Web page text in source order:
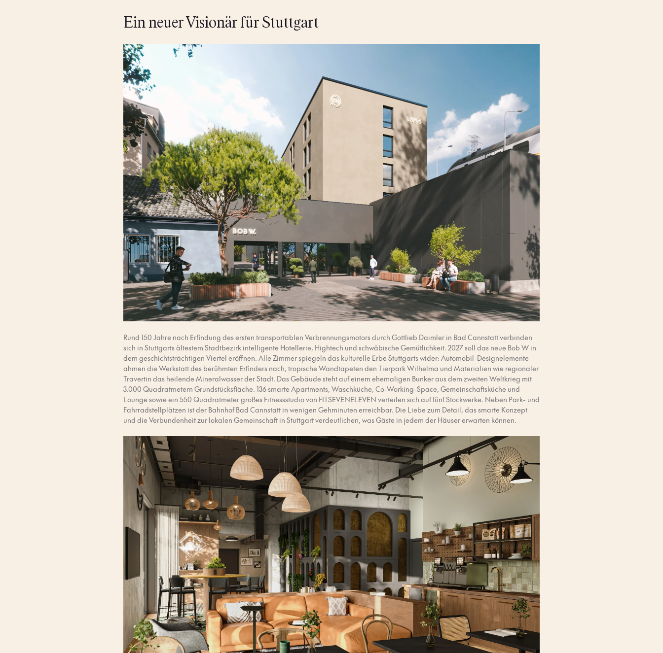
Ein neuer Visionär für Stuttgart
Rund 150 Jahre nach Erfindung des ersten transportablen Verbrennungsmotors durch Gottlieb Daimler in Bad Cannstatt verbinden
sich in Stuttgarts ältestem Stadtbezirk intelligente Hotellerie, Hightech und schwäbische Gemütlichkeit. 2027 soll das neue Bob W in
dem geschichtsträchtigen Viertel eröffnen. Alle Zimmer spiegeln das kulturelle Erbe Stuttgarts wider: Automobil-Designelemente
ahmen die Werkstatt des berühmten Erfinders nach, tropische Wandtapeten den Tierpark Wilhelma und Materialien wie regionaler
Travertin das heilende Mineralwasser der Stadt. Das Gebäude steht auf einem ehemaligen Bunker aus dem zweiten Weltkrieg mit
3.000 Quadratmetern Grundstücksfläche. 136 smarte Apartments, Waschküche, Co-Working-Space, Gemeinschaftsküche und
Lounge sowie ein 550 Quadratmeter großes Fitnessstudio von FITSEVENELEVEN verteilen sich auf fünf Stockwerke. Neben Park- und
Fahrradstellplätzen ist der Bahnhof Bad Cannstatt in wenigen Gehminuten erreichbar. Die Liebe zum Detail, das smarte Konzept
und die Verbundenheit zur lokalen Gemeinschaft in Stuttgart verdeutlichen, was Gäste in jedem der Häuser erwarten können.